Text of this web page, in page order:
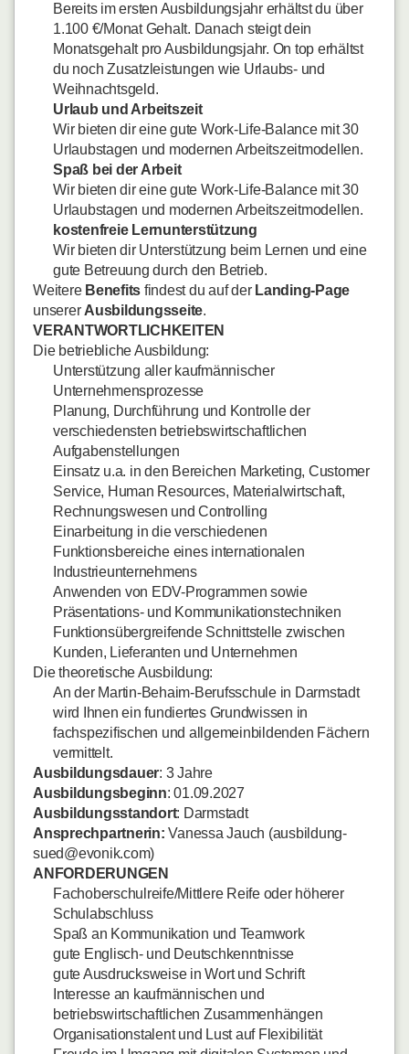
Bereits im ersten Ausbildungsjahr erhältst du über
1.100 €/Monat Gehalt. Danach steigt dein
Monatsgehalt pro Ausbildungsjahr. On top erhältst
du noch Zusatzleistungen wie Urlaubs- und
Weihnachtsgeld.
Urlaub und Arbeitszeit
Wir bieten dir eine gute Work-Life-Balance mit 30
Urlaubstagen und modernen Arbeitszeitmodellen.
Spaß bei der Arbeit
Wir bieten dir eine gute Work-Life-Balance mit 30
Urlaubstagen und modernen Arbeitszeitmodellen.
kostenfreie Lernunterstützung
Wir bieten dir Unterstützung beim Lernen und eine
gute Betreuung durch den Betrieb.
Weitere Benefits findest du auf der Landing-Page
unserer Ausbildungsseite.
VERANTWORTLICHKEITEN
Die betriebliche Ausbildung:
Unterstützung aller kaufmännischer
Unternehmensprozesse
Planung, Durchführung und Kontrolle der
verschiedensten betriebswirtschaftlichen
Aufgabenstellungen
Einsatz u.a. in den Bereichen Marketing, Customer
Service, Human Resources, Materialwirtschaft,
Rechnungswesen und Controlling
Einarbeitung in die verschiedenen
Funktionsbereiche eines internationalen
Industrieunternehmens
Anwenden von EDV-Programmen sowie
Präsentations- und Kommunikationstechniken
Funktionsübergreifende Schnittstelle zwischen
Kunden, Lieferanten und Unternehmen
Die theoretische Ausbildung:
An der Martin-Behaim-Berufsschule in Darmstadt
wird Ihnen ein fundiertes Grundwissen in
fachspezifischen und allgemeinbildenden Fächern
vermittelt.
Ausbildungsdauer: 3 Jahre
Ausbildungsbeginn: 01.09.2027
Ausbildungsstandort: Darmstadt
Ansprechpartnerin: Vanessa Jauch (ausbildung-
sued@evonik.com)
ANFORDERUNGEN
Fachoberschulreife/Mittlere Reife oder höherer
Schulabschluss
Spaß an Kommunikation und Teamwork
gute Englisch- und Deutschkenntnisse
gute Ausdrucksweise in Wort und Schrift
Interesse an kaufmännischen und
betriebswirtschaftlichen Zusammenhängen
Organisationstalent und Lust auf Flexibilität